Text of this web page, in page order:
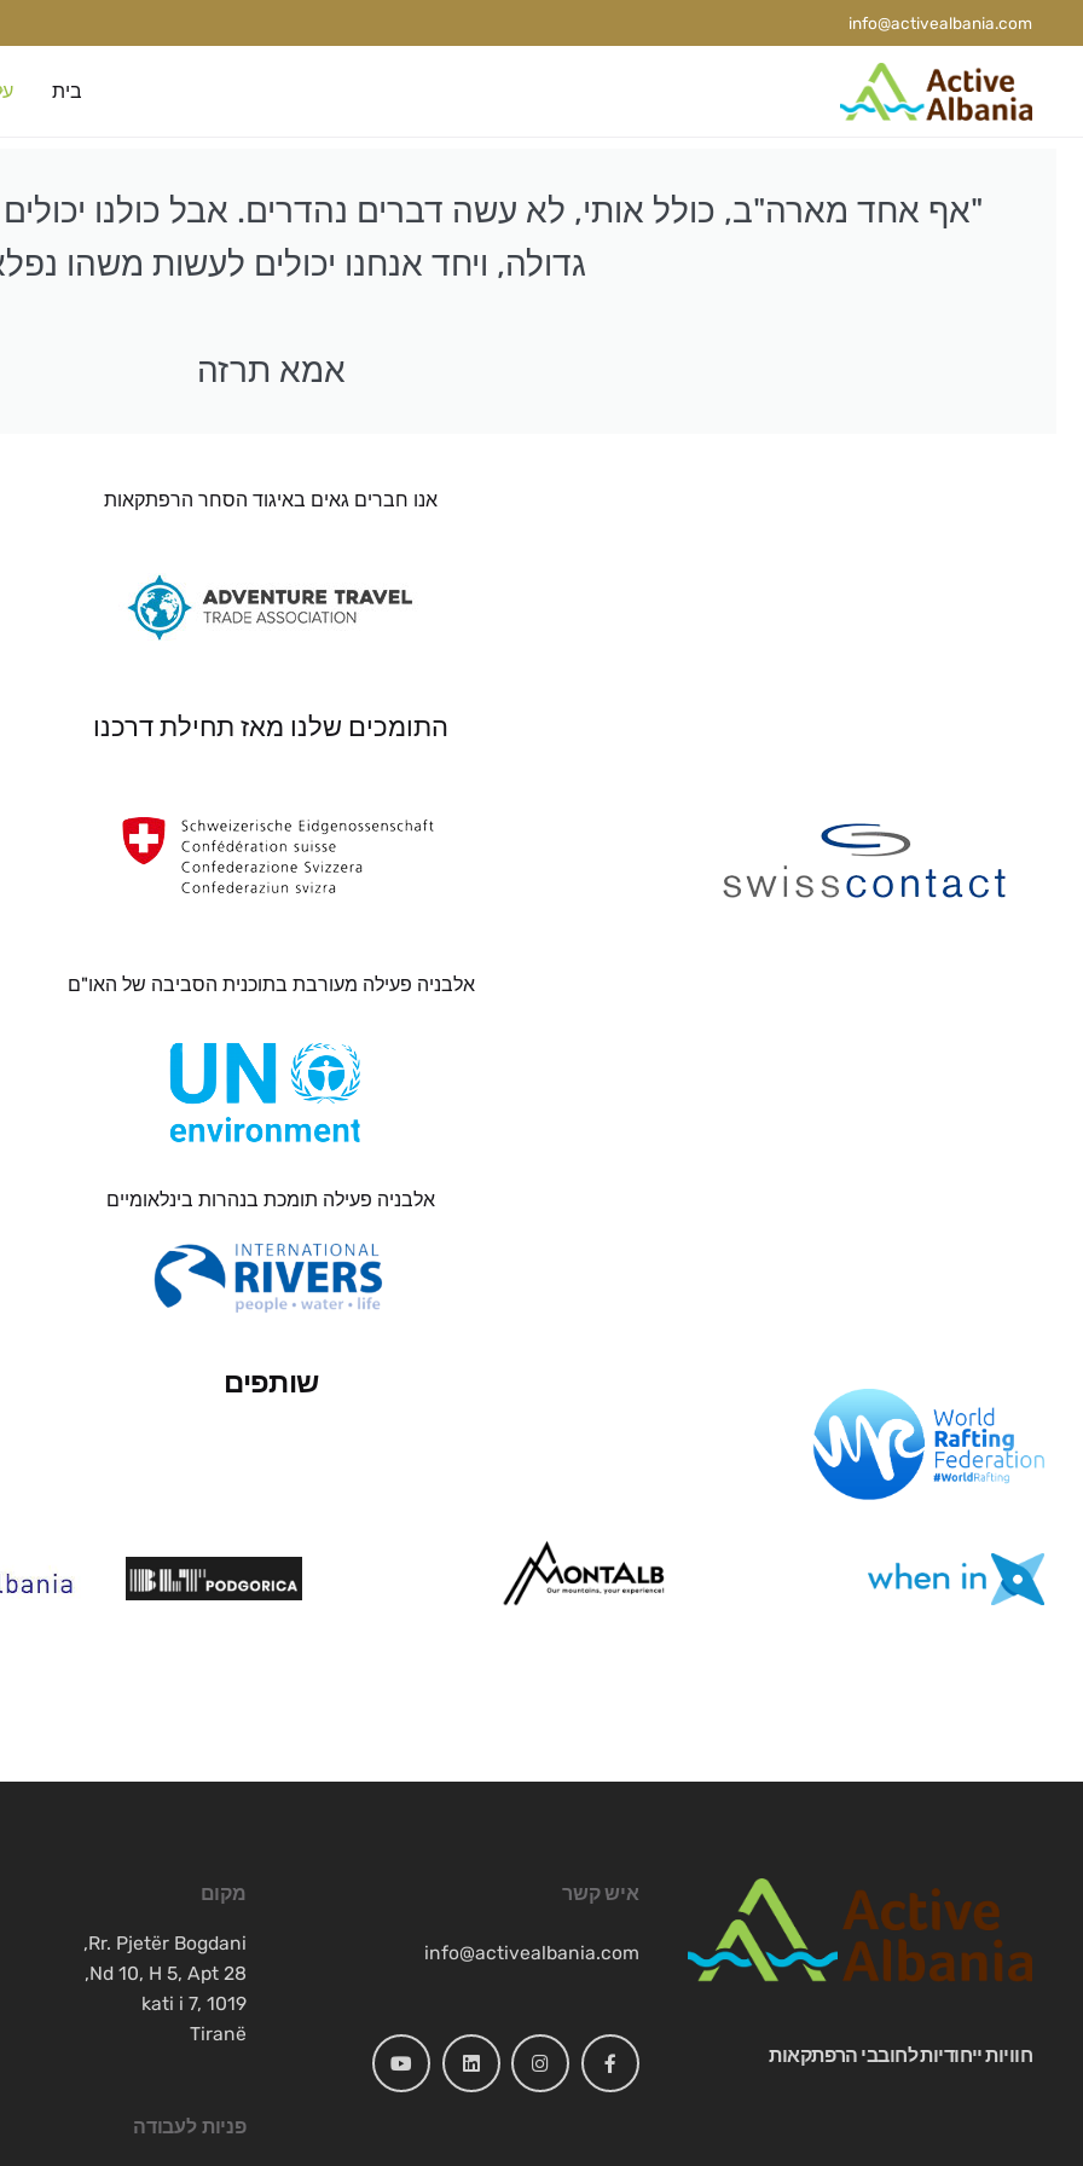
info@activealbania.com
בית
BS
MK
SR
SQ
NB
SV
FR
"אף אחד מארה"ב, כולל אותי, לא עשה דברים נהדרים. אבל כולנו
גדולה, ויחד אנחנו יכולים לעשות משהו
אמא תרזה
אנו חברים גאים באיגוד הסחר הרפתקאות
התומכים שלנו מאז תחילת דרכנו
אלבניה פעילה מעורבת בתוכנית הסביבה של האו"ם
אלבניה פעילה תומכת בנהרות בינלאומיים
שותפים
חוויות ייחודיות לחובבי הרפתקאות
איש קשר
info@activealbania.com
מקום
Rr. Pjetër Bogdani,
Nd 10, H 5, Apt 28,
kati i 7, 1019
Tiranë
פניות לעבודה